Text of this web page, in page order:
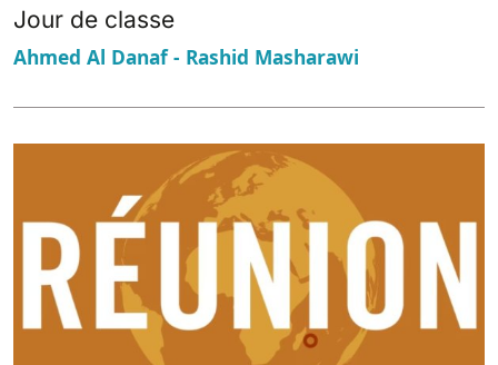
Jour de classe
Ahmed Al Danaf - Rashid Masharawi